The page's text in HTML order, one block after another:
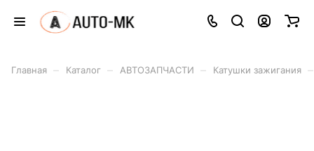
Главная Каталог АВТОЗАПЧАСТИ Катушки зажигания